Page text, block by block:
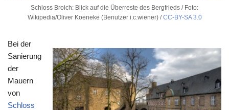
Schloss Broich: Blick auf die Überreste des Bergfrieds / Foto:
Wikipedia/Oliver Koeneke (Benutzer i.c.wiener) /CC-BY-SA 3.0
Bei der
Sanierung
der
Mauern
von
Schloss